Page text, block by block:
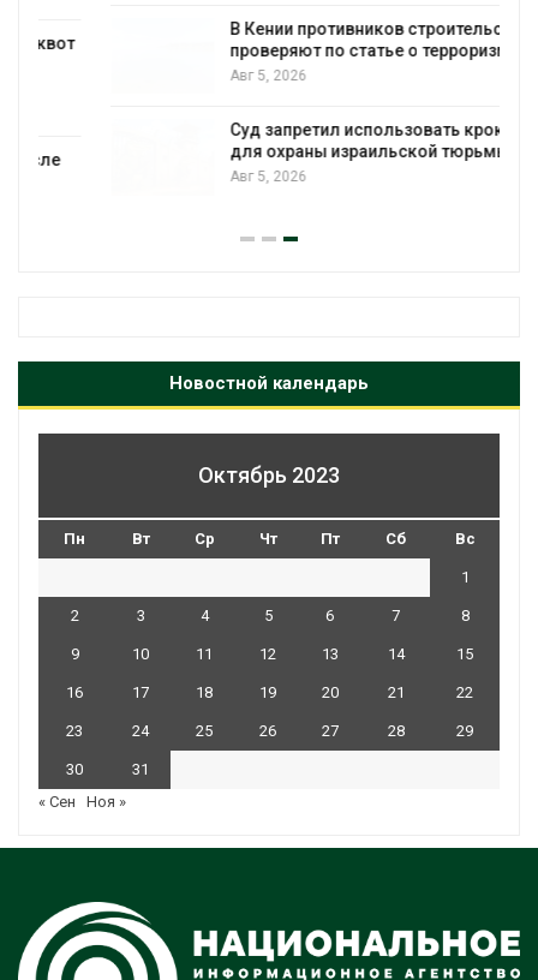
В Кении противников строительства АЭС
проверяют по статье о терроризме
Авг 5, 2026
Суд запретил использовать крокодилов
для охраны израильской тюрьмы
Авг 5, 2026
Новостной календарь
Октябрь 2023
Пн Вт Ср Чт Пт Сб Вс
1
2 3 4 5 6 7 8
9 10 11 12 13 14 15
16 17 18 19 20 21 22
23 24 25 26 27 28 29
30
31
« Сен
Ноя »